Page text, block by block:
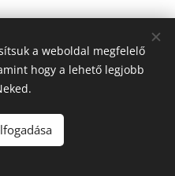
Község Önkormányzata
Bott Boglárka
a weboldal megfelelő
hogy a lehető legjobb